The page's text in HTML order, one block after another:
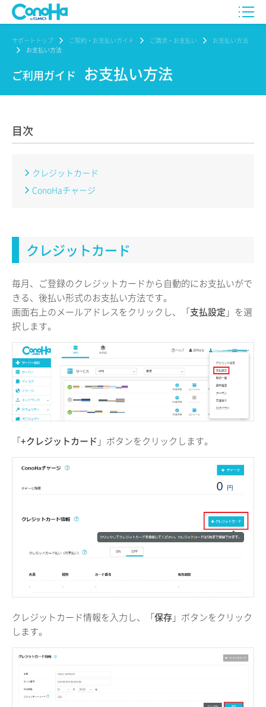
サポートトップ ご契約・お支払いガイド ご請求・お支払い
お支払い方法
お支払い方法
ご利用ガイド お支払い方法
目次
クレジットカード
ConoHaチャージ
クレジットカード
毎月、ご登録のクレジットカードから自動的にお支払いがで
きる、後払い形式のお支払い方法です。
画面右上のメールアドレスをクリックし、「支払設定 」を選
択します。
「+クレジットカード 」ボタンをクリックします。
クレジットカード情報を入力し、「保存」ボタンをクリック
します。